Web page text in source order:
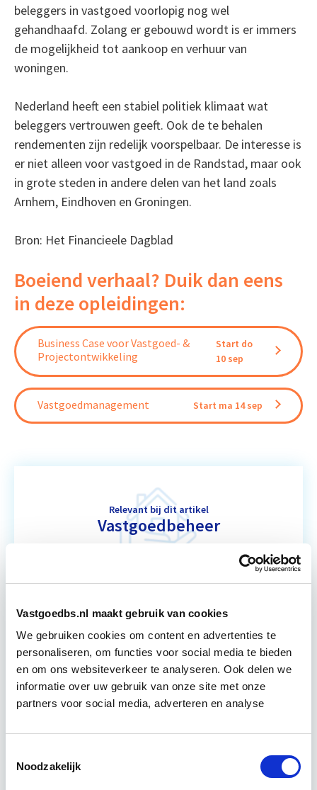
Vastgoedbs.nl maakt gebruik van cookies
We gebruiken cookies om content en advertenties te
personaliseren, om functies voor social media te bieden
en om ons websiteverkeer te analyseren. Ook delen we
informatie over uw gebruik van onze site met onze
partners voor social media, adverteren en analyse
Noodzakelijk
beleggers in vastgoed voorlopig nog wel
gehandhaafd. Zolang er gebouwd wordt is er immers
de mogelijkheid tot aankoop en verhuur van
woningen.
Nederland heeft een stabiel politiek klimaat wat
beleggers vertrouwen geeft. Ook de te behalen
rendementen zijn redelijk voorspelbaar. De interesse is
er niet alleen voor vastgoed in de Randstad, maar ook
in grote steden in andere delen van het land zoals
Arnhem, Eindhoven en Groningen.
Bron: Het Financieele Dagblad
Boeiend verhaal? Duik dan eens
in deze opleidingen:
Business Case voor Vastgoed- &
Projectontwikkeling
Start do
10 sep
Vastgoedmanagement Start ma 14 sep
Relevant bij dit artikel
Vastgoedbeheer
De opleiding Vastgoedbeheer biedt jou een helder,
operationeel niveau vastgoed optimaal te
exploiteren. De…
Utrecht & online